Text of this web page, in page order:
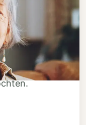
Essen
werden
Vorrat